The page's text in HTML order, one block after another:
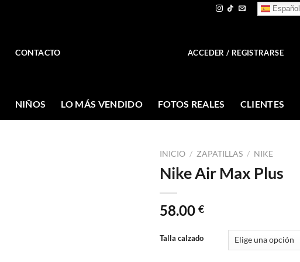
Español
CONTACTO ACCEDER / REGISTRARSE
NIÑOS LO MÁS VENDIDO FOTOS REALES CLIENTES
INICIO / ZAPATILLAS / NIKE
Nike Air Max Plus
58.00 €
Talla calzado